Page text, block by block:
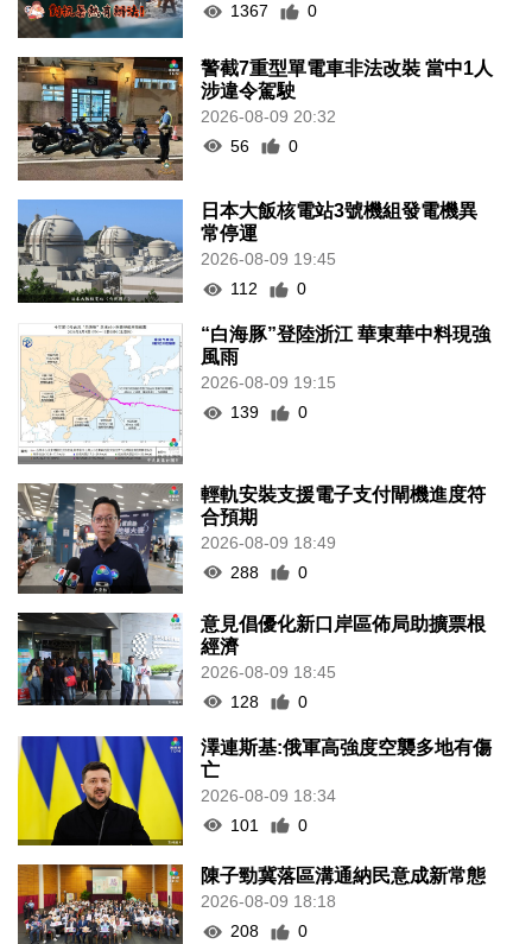
1367
0
警截7重型單電車非法改裝 當中1人
涉違令駕駛
2026-08-09 20:32
56
0
日本大飯核電站3號機組發電機異
常停運
2026-08-09 19:45
112
0
“白海豚”登陸浙江 華東華中料現強
風雨
2026-08-09 19:15
139
0
輕軌安裝支援電子支付閘機進度符
合預期
2026-08-09 18:49
288
0
意見倡優化新口岸區佈局助擴票根
經濟
2026-08-09 18:45
128
0
澤連斯基:俄軍高強度空襲多地有傷
亡
2026-08-09 18:34
101
0
陳子勁冀落區溝通納民意成新常態
2026-08-09 18:18
208
0